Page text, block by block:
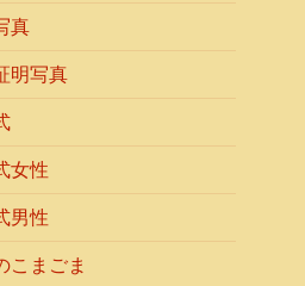
真
明写真
女性
男性
こまごま